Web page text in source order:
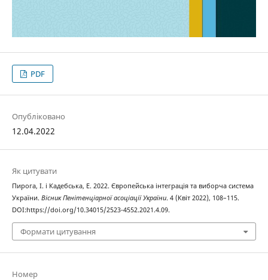
PDF
Опубліковано
12.04.2022
Як цитувати
Пирога, І. і Кадебська, Е. 2022. Європейська інтеграція та виборча система
України. Вісник Пенітенціарної асоціації України. 4 (Квіт 2022), 108–115.
DOI:https://doi.org/10.34015/2523-4552.2021.4.09.
Формати цитування
Номер